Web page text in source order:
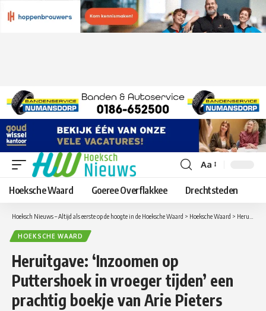
Lettergrootte
aanpassen
Aa
Hoeksche Waard Goeree Overflakkee Drechtsteden
Hoeksch Nieuws – Altijd als eerste op de hoogte in de Hoeksche Waard > Hoeksche Waard > Heruitgave: ‘Inzoomen op Puttershoek in vroeger tijden’ een prachtig boekje van Arie Pieters
HOEKSCHE WAARD
Heruitgave: ‘Inzoomen op
Puttershoek in vroeger tijden’ een
prachtig boekje van Arie Pieters